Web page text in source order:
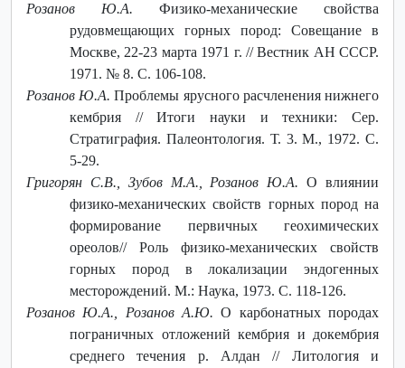
Розанов Ю.А. Физико-механические свойства
рудовмещающих горных пород: Совещание в
Москве, 22-23 марта 1971 г. // Вестник АН СССР.
1971. № 8. С. 106-108.
Розанов Ю.А.Проблемы ярусного расчленения нижнего
кембрия // Итоги науки и техники: Сер.
Стратиграфия. Палеонтология. Т. 3. М., 1972. С.
5-29.
Григорян С.В., Зубов М.А., Розанов Ю.А.О влиянии
физико-механических свойств горных пород на
формирование первичных геохимических
ореолов// Роль физико-механических свойств
горных пород в локализации эндогенных
месторождений. М.: Наука, 1973. С. 118-126.
Розанов Ю.А., Розанов А.Ю. О карбонатных породах
пограничных отложений кембрия и докембрия
среднего течения р. Алдан // Литология и